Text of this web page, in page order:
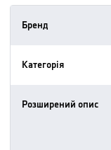
Бренд
Категорія
Розширений опис